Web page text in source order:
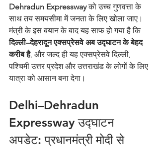
Dehradun Expressway को उच्च गुणवत्ता के
साथ तय समयसीमा में जनता के लिए खोला जाए।
मंत्री के इस बयान के बाद यह साफ हो गया है कि
दिल्ली–देहरादून एक्सप्रेसवे अब उद्घाटन के बेहद
करीब है, और जल्द ही यह एक्सप्रेसवे दिल्ली,
पश्चिमी उत्तर प्रदेश और उत्तराखंड के लोगों के लिए
यात्रा को आसान बना देगा।
Delhi–Dehradun
Expressway उद्घाटन
अपडेट: प्रधानमंत्री मोदी से